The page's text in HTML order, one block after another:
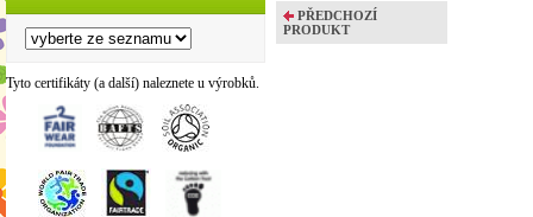
Tyto certifikáty (a další) naleznete u výrobků.
PŘEDCHOZÍ
PRODUKT